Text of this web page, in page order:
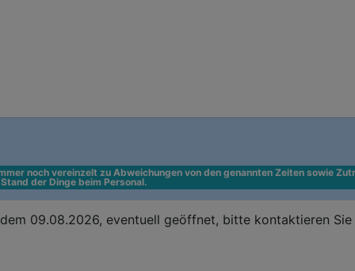
noch vereinzelt zu Abweichungen von den genannten Zeiten sowie
der Dinge beim Personal.
09.08.2026, eventuell geöffnet, bitte kontaktieren